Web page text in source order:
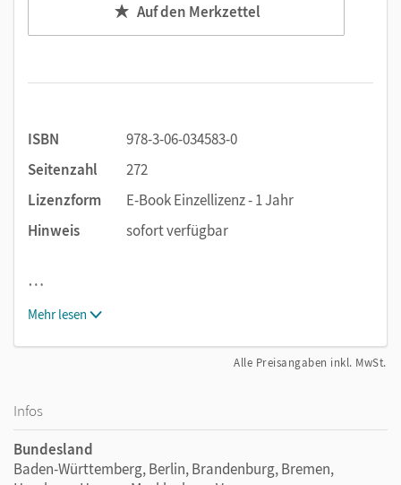
Auf den Merkzettel
ISBN
978-3-06-034583-0
Seitenzahl
272
Lizenzform
E-Book Einzellizenz - 1 Jahr
Hinweis
sofort verfügbar
…
Mehr lesen
Alle Preisangaben inkl. MwSt.
Infos
Bundesland
Baden-Württemberg, Berlin, Brandenburg, Bremen,